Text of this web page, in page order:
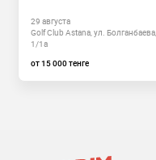
29 августа
Golf Club Astana, ул. Болганбаева,
1/1а
от 15 000 тенге